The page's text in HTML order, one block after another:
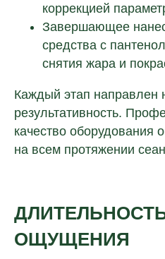
коррекцией
Завершающее
средства с
снятия жара и
Каждый этап направлен
результативность.
качество оборудования
на всем протяжении
ОЩУЩЕНИЯ
Отправить